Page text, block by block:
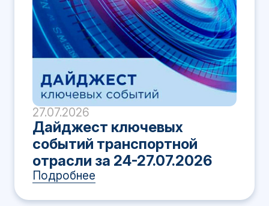
27.07.2026
Дайджест ключевых
событий транспортной
отрасли за 24-27.07.2026
Подробнее